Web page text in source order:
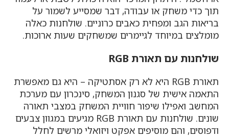
תוך כדי משחק או עבודה, דבר שמסייע לשמור על
בריאות הגב ומפחית כאבים כרוניים. שולחנות כאלה
מומלצים במיוחד לגיימרים שמשחקים שעות ארוכות.
שולחנות עם תאורת RGB
תאורת RGB היא לא רק אסתטיקה – היא גם מאפשרת
התאמה אישית של סגנון המשחק, סינכרון עם מערכת
המחשב ואפילו שיפור חוויית המשחק במצבי תאורה
שונים. שולחנות עם תאורת RGB מגיעים במגוון צבעים
ודפוסים, והם מוסיפים אפקט ויזואלי מרשים לחלל